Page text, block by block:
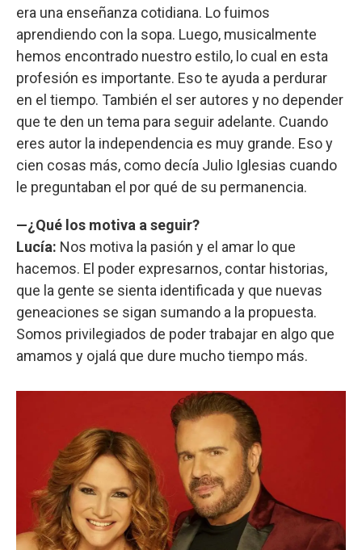
era una enseñanza cotidiana. Lo fuimos
aprendiendo con la sopa. Luego, musicalmente
hemos encontrado nuestro estilo, lo cual en esta
profesión es importante. Eso te ayuda a perdurar
en el tiempo. También el ser autores y no depender
que te den un tema para seguir adelante. Cuando
eres autor la independencia es muy grande. Eso y
cien cosas más, como decía Julio Iglesias cuando
le preguntaban el por qué de su permanencia.
—¿Qué los motiva a seguir?
Lucía: Nos motiva la pasión y el amar lo que
hacemos. El poder expresarnos, contar historias,
que la gente se sienta identificada y que nuevas
geneaciones se sigan sumando a la propuesta.
Somos privilegiados de poder trabajar en algo que
amamos y ojalá que dure mucho tiempo más.